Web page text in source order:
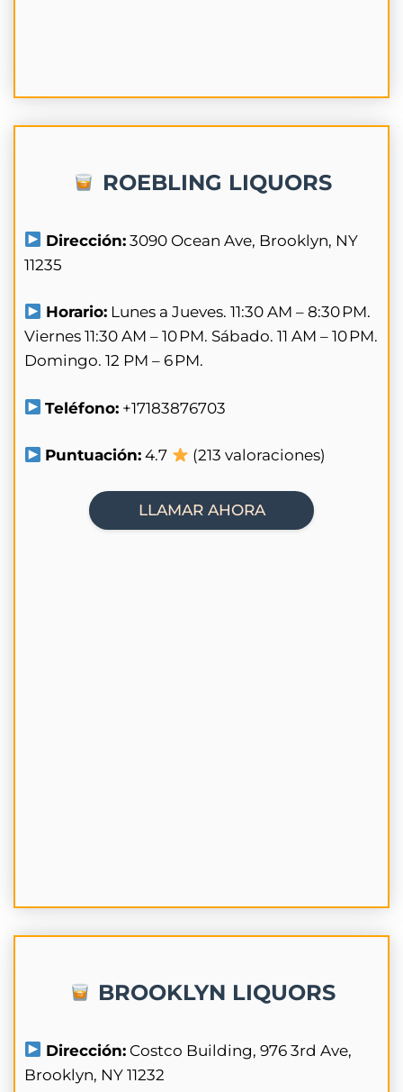
ROEBLING LIQUORS
Dirección: 3090 Ocean Ave, Brooklyn, NY
11235
Horario: Lunes a Jueves. 11:30 AM – 8:30 PM.
Viernes 11:30 AM – 10 PM. Sábado. 11 AM – 10 PM.
Domingo. 12 PM – 6 PM.
Teléfono: +17183876703
Puntuación: 4.7 (213 valoraciones)
LLAMAR AHORA
BROOKLYN LIQUORS
Dirección: Costco Building, 976 3rd Ave,
Brooklyn, NY 11232